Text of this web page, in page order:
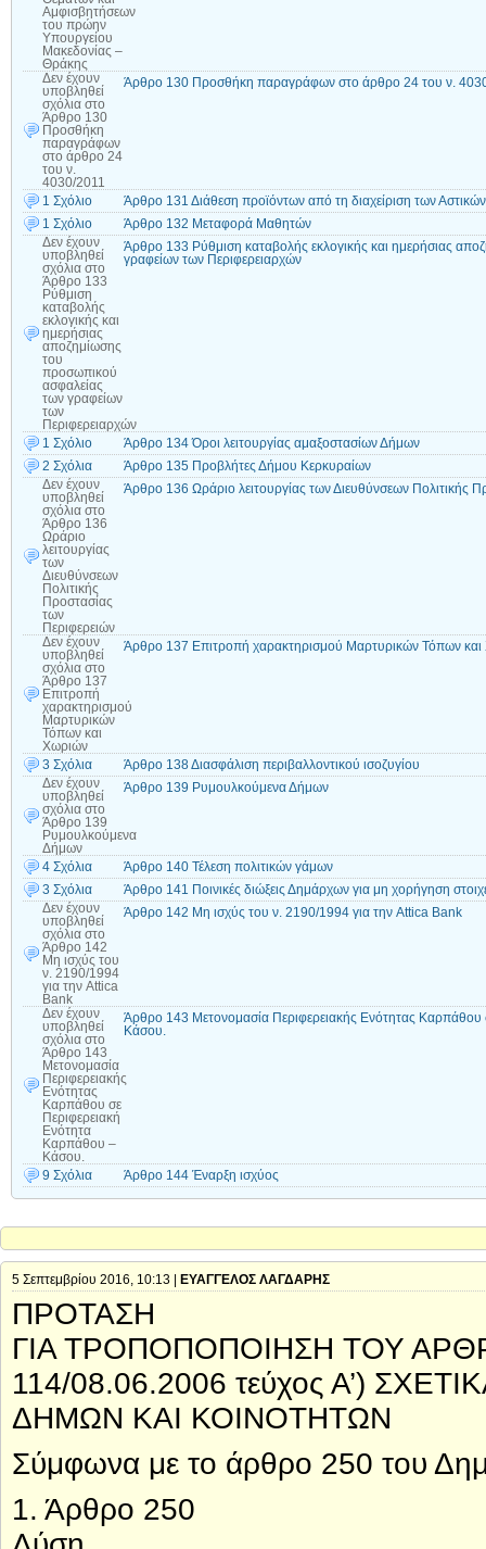
Αμφισβητήσεων
του πρώην
Υπουργείου
Μακεδονίας –
Θράκης
Δεν έχουν
υποβληθεί
σχόλια στο
Άρθρο 130
Προσθήκη
παραγράφων
στο άρθρο 24
του ν.
4030/2011
Άρθρο 130 Προσθήκη παραγράφων στο άρθρο 24 του ν.
1 Σχόλιο
Άρθρο 131 Διάθεση προϊόντων από τη διαχείριση των
1 Σχόλιο
Άρθρο 132 Μεταφορά Μαθητών
Δεν έχουν
υποβληθεί
σχόλια στο
Άρθρο 133
Ρύθμιση
καταβολής
εκλογικής και
ημερήσιας
αποζημίωσης
του
προσωπικού
ασφαλείας
των γραφείων
των
Περιφερειαρχών
Άρθρο 133 Ρύθμιση καταβολής εκλογικής και ημερήσιας
γραφείων των Περιφερειαρχών
1 Σχόλιο
Άρθρο 134 Όροι λειτουργίας αμαξοστασίων Δήμων
2 Σχόλια
Άρθρο 135 Προβλήτες Δήμου Κερκυραίων
Δεν έχουν
υποβληθεί
σχόλια στο
Άρθρο 136
Ωράριο
λειτουργίας
των
Διευθύνσεων
Πολιτικής
Προστασίας
των
Περιφερειών
Άρθρο 136 Ωράριο λειτουργίας των Διευθύνσεων Πολιτικής
Δεν έχουν
υποβληθεί
σχόλια στο
Άρθρο 137
Επιτροπή
χαρακτηρισμού
Μαρτυρικών
Τόπων και
Χωριών
Άρθρο 137 Επιτροπή χαρακτηρισμού Μαρτυρικών Τόπων
3 Σχόλια
Άρθρο 138 Διασφάλιση περιβαλλοντικού ισοζυγίου
Δεν έχουν
υποβληθεί
σχόλια στο
Άρθρο 139
Ρυμουλκούμενα
Δήμων
Άρθρο 139 Ρυμουλκούμενα Δήμων
4 Σχόλια
Άρθρο 140 Τέλεση πολιτικών γάμων
3 Σχόλια
Άρθρο 141 Ποινικές διώξεις Δημάρχων για μη χορήγηση
Δεν έχουν
υποβληθεί
σχόλια στο
Άρθρο 142
Μη ισχύς του
ν. 2190/1994
για την Attica
Bank
Άρθρο 142 Μη ισχύς του ν. 2190/1994 για την Attica Bank
Δεν έχουν
υποβληθεί
σχόλια στο
Άρθρο 143
Μετονομασία
Περιφερειακής
Ενότητας
Καρπάθου σε
Περιφερειακή
Ενότητα
Καρπάθου –
Κάσου.
Άρθρο 143 Μετονομασία Περιφερειακής Ενότητας
Κάσου.
9 Σχόλια Άρθρο 144 Έναρξη ισχύος
5 Σεπτεμβρίου 2016, 10:13 | ΕΥΑΓΓΕΛΟΣ ΛΑΓΔΑΡΗΣ
ΠΡΟΤΑΣΗ
ΓΙΑ ΤΡΟΠΟΠΟΠΟΙΗΣΗ ΤΟΥ
114/08.06.2006 τεύχος Α’)
ΔΗΜΩΝ ΚΑΙ ΚΟΙΝΟΤΗΤΩΝ
Σύμφωνα με το άρθρο 250 του
1. Άρθρο 250